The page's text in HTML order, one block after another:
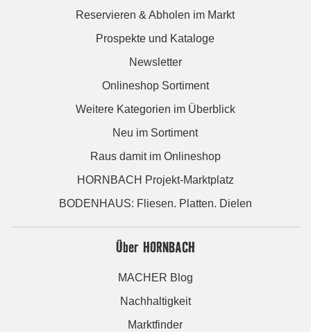
Reservieren & Abholen im Markt
Prospekte und Kataloge
Newsletter
Onlineshop Sortiment
Weitere Kategorien im Überblick
Neu im Sortiment
Raus damit im Onlineshop
HORNBACH Projekt-Marktplatz
BODENHAUS: Fliesen. Platten. Dielen
Über HORNBACH
MACHER Blog
Nachhaltigkeit
Marktfinder